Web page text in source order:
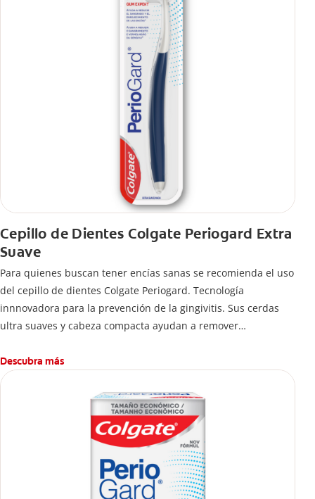
Cepillo de Dientes Colgate Periogard Extra
Suave
Para quienes buscan tener encías sanas se recomienda el uso
del cepillo de dientes Colgate Periogard. Tecnología
innnovadora para la prevención de la gingivitis. Sus cerdas
ultra suaves y cabeza compacta ayudan a remover
Descubra más